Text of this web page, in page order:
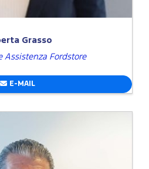
Grasso
Assistenza Fordstore
E-MAIL